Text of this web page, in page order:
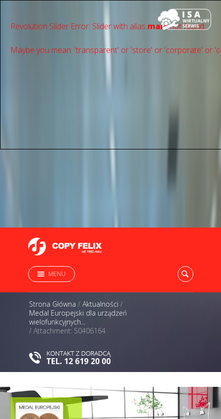
Revolution Slider Error: Slider with alias mainnot found.
Maybe you mean: 'transparent' or 'store' or 'сorporate' or
MENU
Strona Główna / Aktualności /
Medal Europejski dla urządzeń
wielofunkcyjnych...
/ Attachment: 50406164